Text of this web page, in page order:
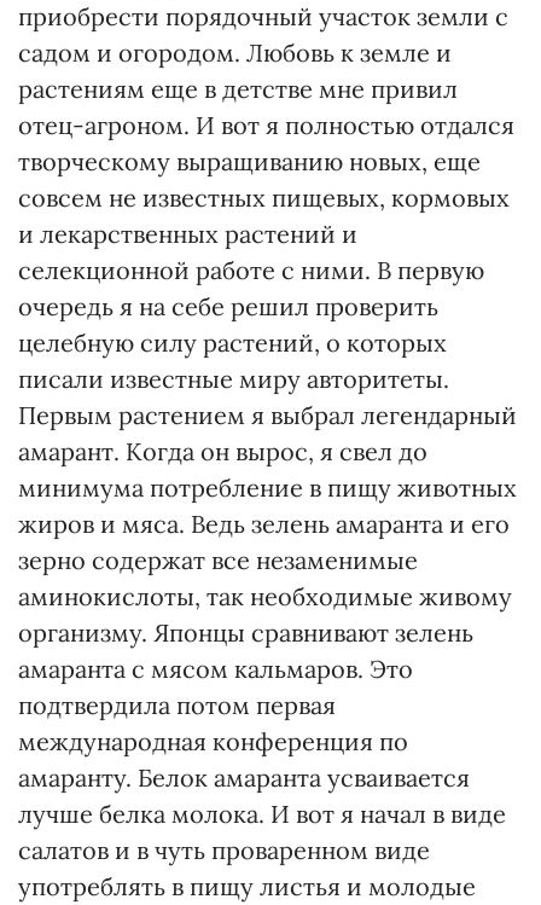
приобрести порядочный участок земли с
садом и огородом. Любовь к земле и
растениям еще в детстве мне привил
отец-агроном. И вот я полностью отдался
творческому выращиванию новых, еще
совсем не известных пищевых, кормовых
и лекарственных растений и
селекционной работе с ними. В первую
очередь я на себе решил проверить
целебную силу растений, о которых
писали известные миру авторитеты.
Первым растением я выбрал легендарный
амарант. Когда он вырос, я свел до
минимума потребление в пищу животных
жиров и мяса. Ведь зелень амаранта и его
зерно содержат все незаменимые
аминокислоты, так необходимые живому
организму. Японцы сравнивают зелень
амаранта с мясом кальмаров. Это
подтвердила потом первая
международная конференция по
амаранту. Белок амаранта усваивается
лучше белка молока. И вот я начал в виде
салатов и в чуть проваренном виде
употреблять в пищу листья и молодые